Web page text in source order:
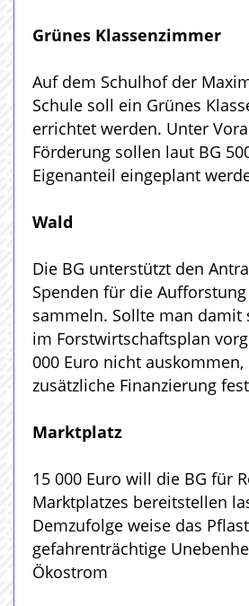
Grünes Klassenzimmer
Auf dem Schulhof der
Schule soll ein Grünes
errichtet werden. Unter
Förderung sollen laut BG
Eigenanteil eingeplant
Wald
Die BG unterstützt den
Spenden für die
sammeln. Sollte man damit
im Forstwirtschaftsplan
000 Euro nicht
zusätzliche Finanzierung
Marktplatz
15 000 Euro will die BG für
Marktplatzes bereitstellen
Demzufolge weise das
gefahrenträchtige
Ökostrom